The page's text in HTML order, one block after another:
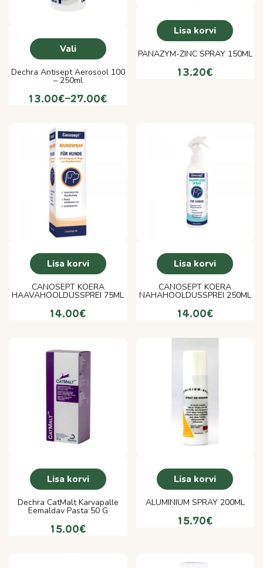
Vali
Dechra Antisept Aerosool 100
– 250ml
13.00€–27.00€
Lisa korvi
PANAZYM-ZINC SPRAY 150ML
13.20€
Lisa korvi
CANOSEPT KOERA
HAAVAHOOLDUSSPREI 75ML
14.00€
Lisa korvi
CANOSEPT KOERA
NAHAHOOLDUSSPREI 250ML
14.00€
Lisa korvi
Dechra CatMalt Karvapalle
Eemaldav Pasta 50 G
15.00€
Lisa korvi
ALUMINIUM SPRAY 200ML
15.70€